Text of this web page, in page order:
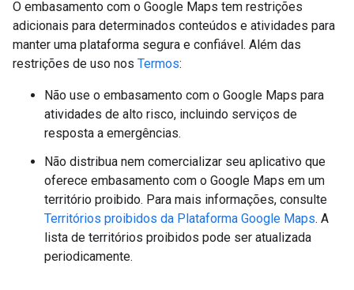
O embasamento com o Google Maps tem restrições
adicionais para determinados conteúdos e atividades para
manter uma plataforma segura e confiável. Além das
restrições de uso nos Termos:
Não use o embasamento com o Google Maps para
atividades de alto risco, incluindo serviços de
resposta a emergências.
Não distribua nem comercializar seu aplicativo que
oferece embasamento com o Google Maps em um
território proibido. Para mais informações, consulte
Territórios proibidos da Plataforma Google Maps. A
lista de territórios proibidos pode ser atualizada
periodicamente.